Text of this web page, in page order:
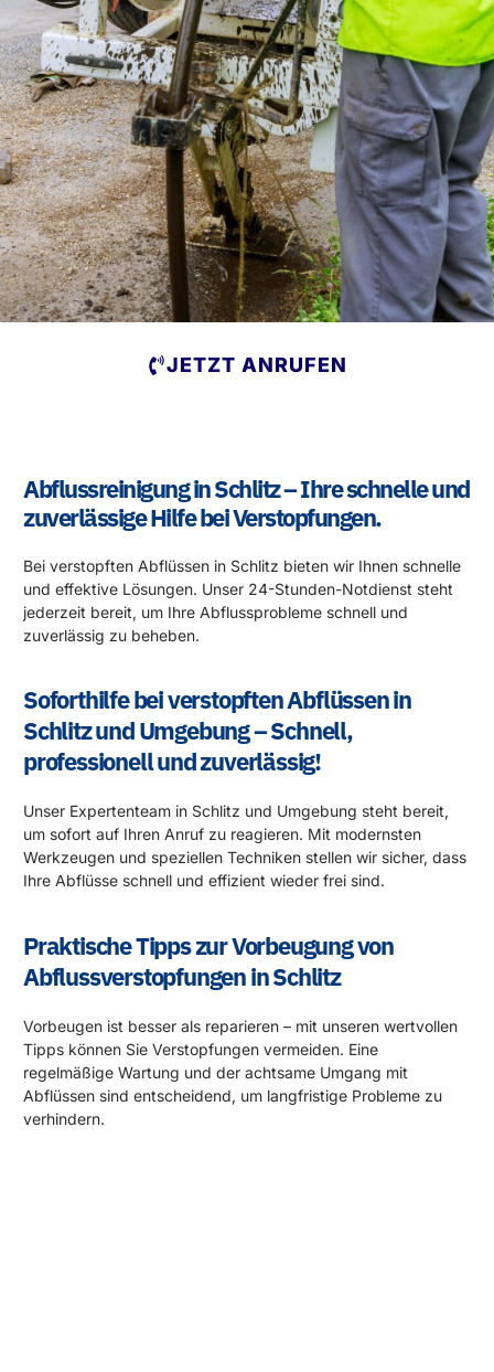
JETZT ANRUFEN
Abflussreinigung in Schlitz – Ihre schnelle und
zuverlässige Hilfe bei Verstopfungen.
Bei verstopften Abflüssen in Schlitz bieten wir Ihnen schnelle
und effektive Lösungen. Unser 24-Stunden-Notdienst steht
jederzeit bereit, um Ihre Abflussprobleme schnell und
zuverlässig zu beheben.
Soforthilfe bei verstopften Abflüssen in
Schlitz und Umgebung – Schnell,
professionell und zuverlässig!
Unser Expertenteam in Schlitz und Umgebung steht bereit,
um sofort auf Ihren Anruf zu reagieren. Mit modernsten
Werkzeugen und speziellen Techniken stellen wir sicher, dass
Ihre Abflüsse schnell und effizient wieder frei sind.
Praktische Tipps zur Vorbeugung von
Abflussverstopfungen in Schlitz
Vorbeugen ist besser als reparieren – mit unseren wertvollen
Tipps können Sie Verstopfungen vermeiden. Eine
regelmäßige Wartung und der achtsame Umgang mit
Abflüssen sind entscheidend, um langfristige Probleme zu
verhindern.